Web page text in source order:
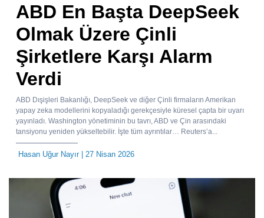
ABD En Başta DeepSeek
Olmak Üzere Çinli
Şirketlere Karşı Alarm
Verdi
ABD Dışişleri Bakanlığı, DeepSeek ve diğer Çinli firmaların Amerikan
yapay zeka modellerini kopyaladığı gerekçesiyle küresel çapta bir uyarı
yayınladı. Washington yönetiminin bu tavrı, ABD ve Çin arasındaki
tansiyonu yeniden yükseltebilir. İşte tüm ayrıntılar… Reuters’a...
Hasan Uğur Nayır| 27 Nisan 2026